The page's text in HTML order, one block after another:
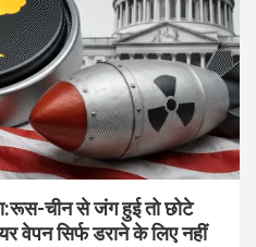
चीन से जंग हुई तो छोटे
वेपन सिर्फ डराने के लिए नहीं